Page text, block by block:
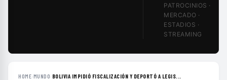
PATROCINIOS ·
MERCADO ·
ESTADIOS ·
STREAMING
HOME›MUNDO› BOLIVIA IMPIDIÓ FISCALIZACIÓN Y DEPORTÓ A LEGIS...